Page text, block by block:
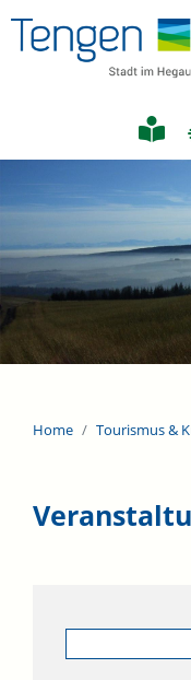
Home Tourismus &